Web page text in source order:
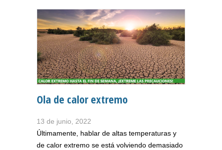
Ola de calor extremo
13 de junio, 2022
Últimamente, hablar de altas temperaturas y
de calor extremo se está volviendo demasiado